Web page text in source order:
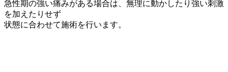
急性期の強い痛みがある場合は、無理に動かしたり強い刺激
を加えたりせず
状態に合わせて施術を行います。